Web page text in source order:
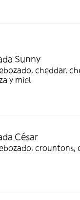
Sunny
cheddar,
y miel
César
crountons,